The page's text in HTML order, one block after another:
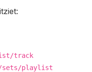
track
sets/playlist